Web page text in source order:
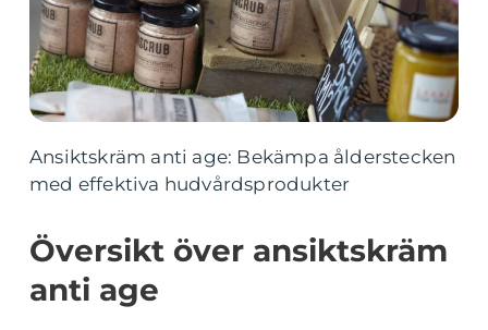
Ansiktskräm anti age: Bekämpa ålderstecken
med effektiva hudvårdsprodukter
Översikt över ansiktskräm
anti age